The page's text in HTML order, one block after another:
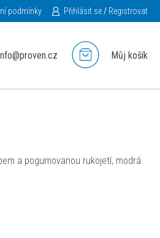
podmínky Přihlásit se/ Registrovat
Můj košík
a pogumovanou rukojetí, modrá